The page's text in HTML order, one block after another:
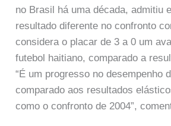
no Brasil há uma década, admitiu
resultado diferente no confronto
considera o placar de 3 a 0 um
futebol haitiano, comparado a
“É um progresso no desempenho
comparado aos resultados
como o confronto de 2004”,